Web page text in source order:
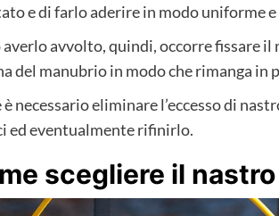
e di farlo aderire in modo uniforme e
avvolto, quindi, occorre fissare
del manubrio in modo che rimanga in
è necessario eliminare l’eccesso di
ed eventualmente rifinirlo.
scegliere il